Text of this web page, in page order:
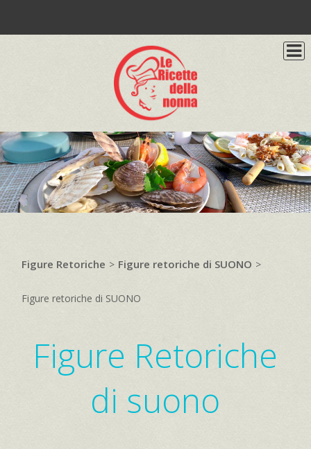
Figure Retoriche > Figure retoriche di SUONO >
Figure retoriche di SUONO
Figure Retoriche
di suono